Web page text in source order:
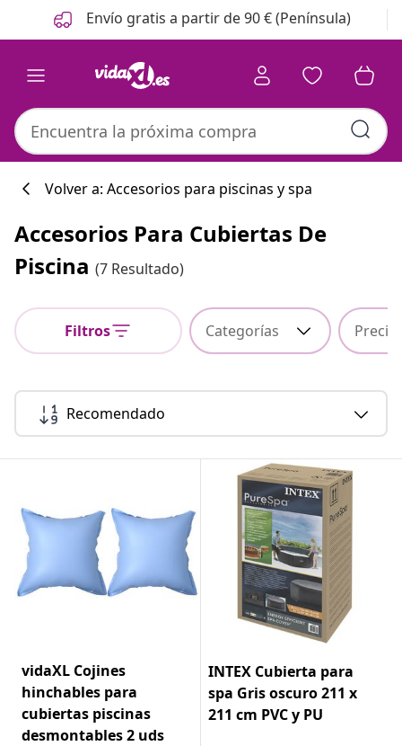
Anterior
Siguiente Envío gratis a partir de 90 € (Península)
#sharemevidaxl
Colección de
Volver a: Accesorios para piscinas y spa
Accesorios Para Cubiertas De
Piscina (7 Resultado)
Filtros Categorías Precio
Recomendado
vidaXL Cojines
hinchables para
cubiertas piscinas
desmontables 2 uds
INTEX Cubierta para
spa Gris oscuro 211 x
211 cm PVC y PU